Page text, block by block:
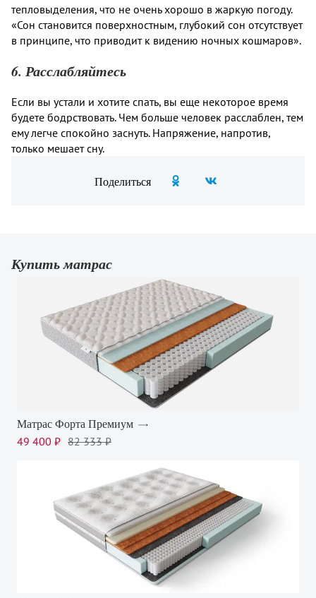
тепловыделения, что не очень хорошо в жаркую погоду.
«Сон становится поверхностным, глубокий сон отсутствует
в принципе, что приводит к видению ночных кошмаров».
6. Расслабляйтесь
Если вы устали и хотите спать, вы еще некоторое время
будете бодрствовать. Чем больше человек расслаблен, тем
ему легче спокойно заснуть. Напряжение, напротив,
только мешает сну.
Поделиться
Купить матрас
Матрас Форта Премиум
49 400 ₽ 82 333 ₽